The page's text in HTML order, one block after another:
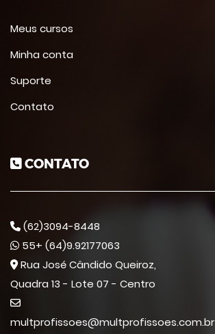
Meus cursos
Minha conta
Suporte
Contato
CONTATO
(62)3094-8448
55+ (64)9.92177063
Rua José Cândido Queiroz,
Quadra 13 - Lote 07 - Centro
multprofissoes@multprofissoes.com.br